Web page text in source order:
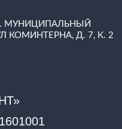
МУНИЦИПАЛЬНЫЙ
КОМИНТЕРНА, Д. 7, К. 2